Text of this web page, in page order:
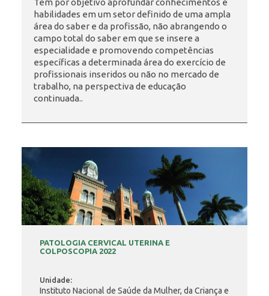
INSCRIÇÃO E SELEÇÃO
CONTATO
Tem por objetivo aprofundar conhecimentos e
habilidades em um setor definido de uma ampla
área do saber e da profissão, não abrangendo o
campo total do saber em que se insere a
especialidade e promovendo competências
específicas a determinada área do exercício de
profissionais inseridos ou não no mercado de
trabalho, na perspectiva de educação
continuada..
PATOLOGIA CERVICAL UTERINA E
COLPOSCOPIA 2022
Unidade:
Instituto Nacional de Saúde da Mulher, da Criança e